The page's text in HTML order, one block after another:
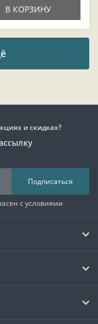
В КОРЗИНУ
и скидках?
Подписаться
с условиями